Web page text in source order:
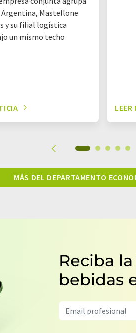
Argentina, Mastellone
y su filial logística
un mismo techo
MÁS DEL DEPARTAMENTO
Reciba
bebidas